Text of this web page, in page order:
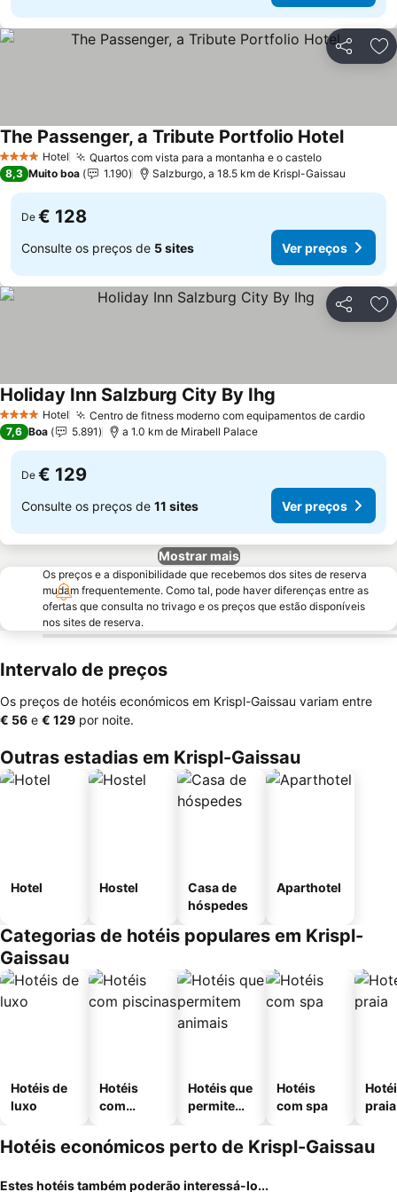
Partilhar
4 EstrelasHotel Quartos com vista para a montanha e o casteloVer preços
The Passenger, a Tribute Portfolio HotelVer
8,3 Muito boa 1.190 Salzburgo, a 18.5 km de Krispl-Gaissau
De € 128
Consulte os preços de 5 sites Ver preços
Partilhar
4 EstrelasHotel Centro de fitness moderno com equipamentos de cardioVer
Holiday Inn Salzburg City By Ihg
7,6 Boa 5.891 a 1.0 km de Mirabell Palace
De € 129
Consulte os preços de 11 sites Ver preços
Mostrar mais
Os preços e a disponibilidade que recebemos dos sites de reserva
mudam frequentemente. Como tal, pode haver diferenças entre as
ofertas que consulta no trivago e os preços que estão disponíveis
nos sites de reserva.
Intervalo de preços
Os preços de hotéis económicos em Krispl-Gaissau variam entre
‎€ 56 e ‎€ 129 por noite.
Outras estadias em Krispl-Gaissau
Hotel Hostel
Casa de
hóspedes
Aparthotel
Categorias de hotéis populares em Krispl-
Gaissau
Hotéis de
luxo
Hotéis
com
Hotéis que
permitem
Hotéis
com spa
praia
Hotéis económicos perto de Krispl-Gaissau
Estes hotéis também poderão interessá-lo...